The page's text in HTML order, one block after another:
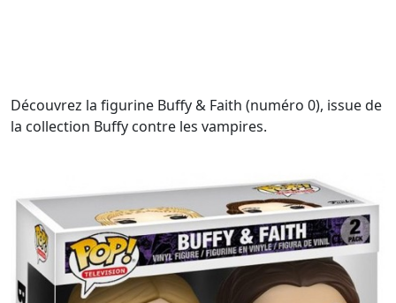
Découvrez la figurine Buffy & Faith (numéro 0), issue de
la collection Buffy contre les vampires.